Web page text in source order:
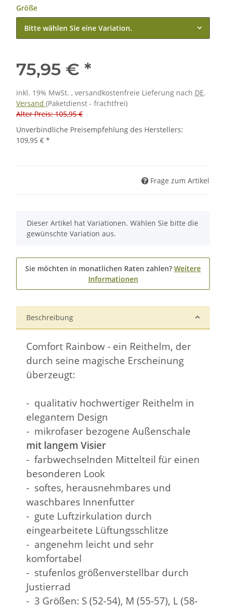
Größe
Bitte wählen Sie eine Variation.
75,95 € *
inkl. 19% MwSt. , versandkostenfreie Lieferung nach DE.
Versand (Paketdienst - frachtfrei)
Alter Preis: 105,95 €
Unverbindliche Preisempfehlung des Herstellers:
109,95 € *
Frage zum Artikel
x
Dieser Artikel hat Variationen. Wählen Sie bitte die
gewünschte Variation aus.
Sie möchten in monatlichen Raten zahlen? Weitere
Informationen
Beschreibung
Comfort Rainbow - ein Reithelm, der
durch seine magische Erscheinung
überzeugt:
- qualitativ hochwertiger Reithelm in
elegantem Design
- mikrofaser bezogene Außenschale
mit langem Visier
- farbwechselnden Mittelteil für einen
besonderen Look
- softes, herausnehmbares und
waschbares Innenfutter
- gute Luftzirkulation durch
eingearbeitete Lüftungsschlitze
- angenehm leicht und sehr
komfortabel
- stufenlos größenverstellbar durch
Justierrad
- 3 Größen: S (52-54), M (55-57), L (58-